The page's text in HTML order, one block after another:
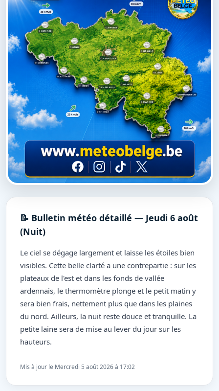
CHARLEROI
CHIMAY
NAMUR
LIÈGE
VIRTON
MARCHE
MONS
TOURNAI
OSTENDE
GAND
BRUXELLES
ANVERS
HASSELT
COMINES
BUTGENBACH
35 km/h
30 km/h
25 km/h
20 km/h
📝 Bulletin météo détaillé — Jeudi 6 août
(Nuit)
Le ciel se dégage largement et laisse les étoiles bien
visibles. Cette belle clarté a une contrepartie : sur les
plateaux de l'est et dans les fonds de vallée
ardennais, le thermomètre plonge et le petit matin y
sera bien frais, nettement plus que dans les plaines
du nord. Ailleurs, la nuit reste douce et tranquille. La
petite laine sera de mise au lever du jour sur les
hauteurs.
Mis à jour le Mercredi 5 août 2026 à 17:02